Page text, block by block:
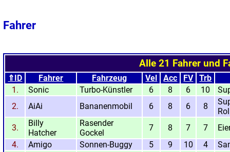
Fahrer
Alle 21 Fahrer und
⇑ID Fahrer Fahrzeug Vel Acc FV
Trb
1.
Sonic Turbo-Künstler 6 8 6 10
2.
AiAi Bananenmobil 6 8 6 8
3.
Billy
Hatcher
Rasender
Gockel
7 8 7 7
4.
Amigo Sonnen-Buggy 5 9 10 4